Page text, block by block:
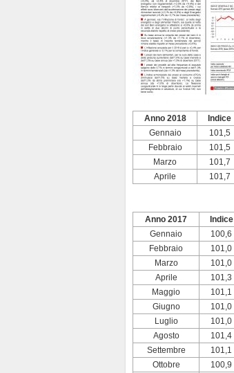
Anno 2018 Indice
Gennaio
101,5
Febbraio
101,5
Marzo
101,7
Aprile
101,7
Anno 2017 Indice
Gennaio
100,6
Febbraio
101,0
Marzo
101,0
Aprile
101,3
Maggio
101,1
Giugno
101,0
Luglio
101,0
Agosto
101,4
Settembre
101,1
Ottobre
100,9